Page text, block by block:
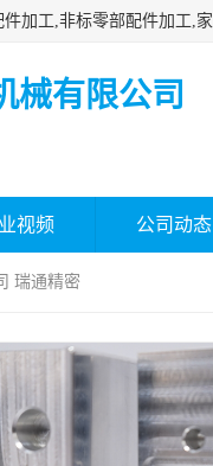
械有限公司
视频 公司动态
瑞通精密